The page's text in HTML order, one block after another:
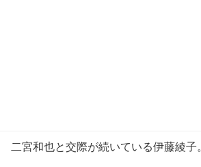
二宮和也と交際が続いている伊藤綾子。